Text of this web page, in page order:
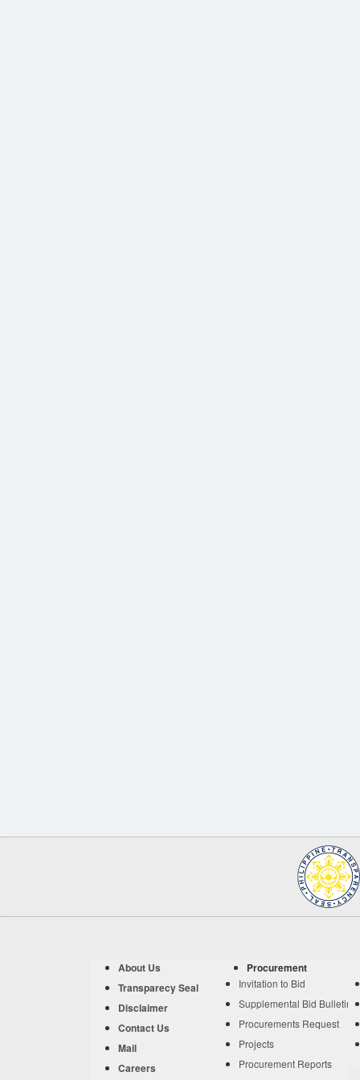
About Us
Transparecy Seal
Disclaimer
Contact Us
Mail
Careers
Procurement
Invitation to Bid
Supplemental Bid Bulletin
Procurements Request
Projects
Procurement Reports